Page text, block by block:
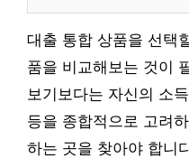
대출 통합 상품을 선택
품을 비교해보는 것이
보기보다는 자신의 소
등을 종합적으로 고려
하는 곳을 찾아야 합니